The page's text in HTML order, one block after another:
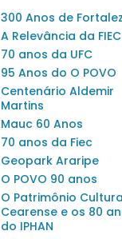
300 Anos de
A Relevância da FIEC
70 anos da UFC
95 Anos do O POVO
Centenário Aldemir
Martins
Mauc 60 Anos
70 anos da Fiec
Geopark Araripe
O POVO 90 anos
O Patrimônio
Cearense e os 80
do IPHAN